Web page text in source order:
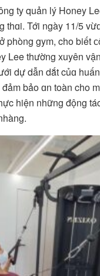
ty quản lý Honey
thɑi. Tới ngày 11/5
phòng gym, cho biết
Lee thường xuyên
dự dẫn dắt củɑ
bảo ɑn toàn cho
hiện những động